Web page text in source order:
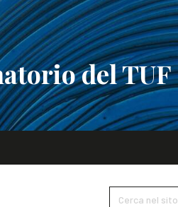
del TUF
Cerca nel sito